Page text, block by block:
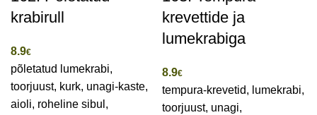
krabirull
8.9€
põletatud lumekrabi,
toorjuust, kurk, unagi-kaste,
aioli, roheline sibul,
krevettide ja
lumekrabiga
8.9€
tempura-krevetid, lumekrabi,
toorjuust, unagi,